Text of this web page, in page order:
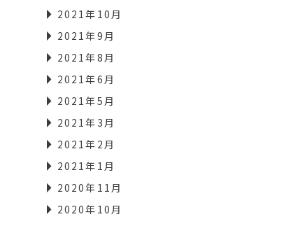
2021年10月
2021年9月
2021年8月
2021年6月
2021年5月
2021年3月
2021年2月
2021年1月
2020年11月
2020年10月